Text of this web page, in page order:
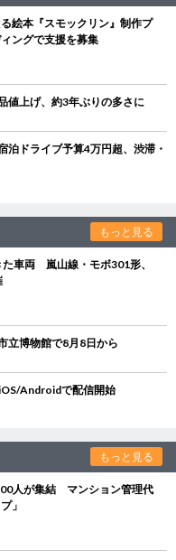
絵本『スモックリン』制作プ
ングで支援を募集
値上げ、約3年ぶりの多さに
ドライブ予算4万円超、渋滞・
もっと見る
車両 嵐山線・モボ301形、
立博物館で8月8日から
Androidで配信開始
もっと見る
人が集結 マンション管理代
」